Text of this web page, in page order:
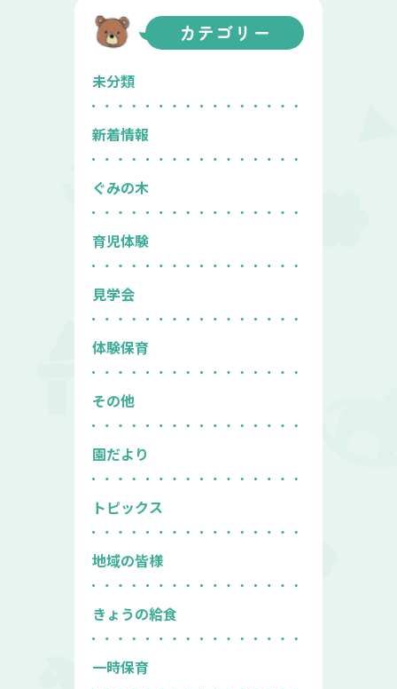
カテゴリー
未分類
新着情報
ぐみの木
育児体験
見学会
体験保育
その他
園だより
トピックス
地域の皆様
きょうの給食
一時保育